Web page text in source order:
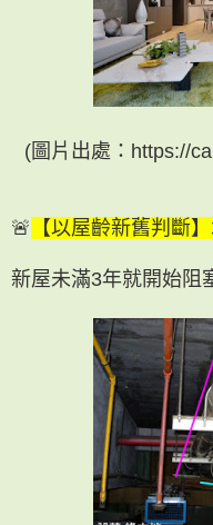
(圖片出處：https://
🚨 【以屋齡新舊判斷
新屋未滿3年就開始阻